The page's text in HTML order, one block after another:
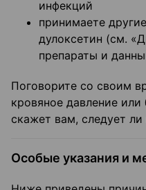
инфекций
принимаете
дулоксетин (см.
препараты и
Поговорите со своим
кровяное давление
скажет вам, следует
Особые указания и